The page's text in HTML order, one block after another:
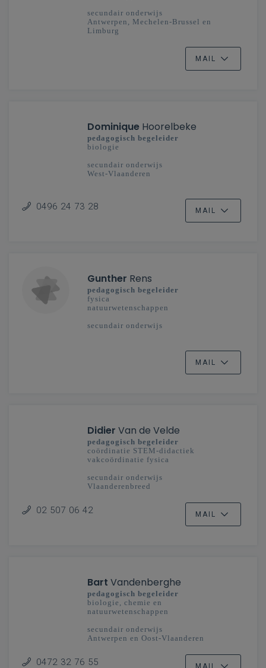
secundair onderwijs
Antwerpen, Mechelen-Brussel en
Limburg
MAIL
Dominique Hoorelbeke
pedagogisch begeleider
biologie
secundair onderwijs
West-Vlaanderen
0496 24 73 28 MAIL
Gunther Rens
pedagogisch begeleider
fysica
natuurwetenschappen
secundair onderwijs
MAIL
Didier Van de Velde
pedagogisch begeleider
coördinatie STEM-didactiek
vakcoördinatie fysica
secundair onderwijs
Vlaanderenbreed
02 507 06 42 MAIL
Bart Vandenberghe
pedagogisch begeleider
biologie, chemie en
natuurwetenschappen
secundair onderwijs
Antwerpen en Oost-Vlaanderen
0472 32 76 55 MAIL